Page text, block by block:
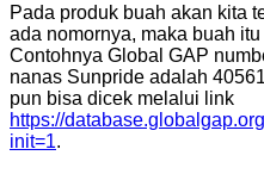
Pada produk buah akan kita
ada nomornya, maka buah
Contohnya Global GAP
nanas Sunpride adalah
pun bisa dicek melalui link
https://
init=1.